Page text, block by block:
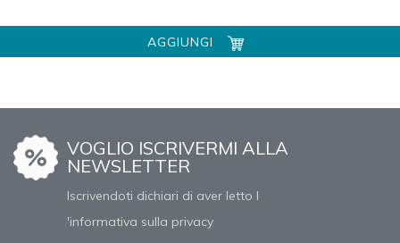
AGGIUNGI
VOGLIO ISCRIVERMI ALLA
NEWSLETTER
Iscrivendoti dichiari di aver letto l
'informativa sulla privacy